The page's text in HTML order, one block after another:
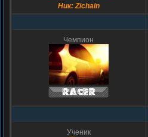
Ник: Zichain
Чемпион
Ученик